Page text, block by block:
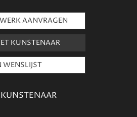
AANVRAGEN
KUNSTENAAR